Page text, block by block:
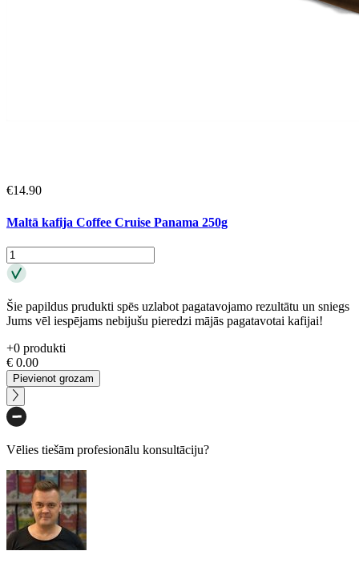
€14.90
Maltā kafija Coffee Cruise Panama 250g
Šie papildus prudukti spēs uzlabot pagatavojamo rezultātu un sniegs
Jums vēl iespējams nebijušu pieredzi mājās pagatavotai kafijai!
+0 produkti
€ 0.00
Pievienot grozam
Vēlies tiešām profesionālu konsultāciju?